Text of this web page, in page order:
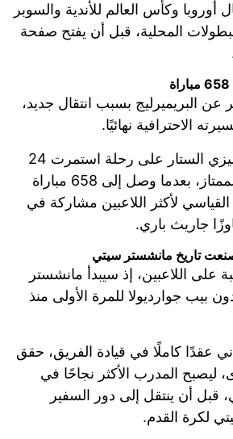
وكأس العالم للأندية والسوبر
المحلية، قبل أن يفتح صفحة
البريميرليج بسبب انتقال جديد،
الاحترافية نهائيًا.
وأسدل اللاعب الإنجليزي الستار على رحلة استمرت 24
موسمًا في الدوري الممتاز، بعدما وصل إلى 658 مباراة
لأكثر اللاعبين مشاركة في
جاريث باري.
صنعت تاريخ مانشستر سيتي
على اللاعبين، إذ سيبدأ مانشستر
بيب جوارديولا للمرة الأولى منذ
عقدًا كاملًا في قيادة الفريق، حقق
كبرى، ليصبح المدرب الأكثر نجاحًا في
قبل أن ينتقل إلى دور السفير
لكرة القدم.